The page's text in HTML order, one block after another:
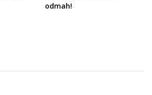
odmah!